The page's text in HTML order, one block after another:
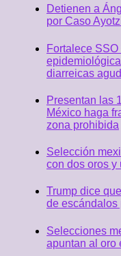
Detienen a
por Caso
Fortalece
diarreicas
Presentan las
México haga
zona prohibida
Selección
con dos oros y
Trump dice
de escándalos
Selecciones
apuntan al oro